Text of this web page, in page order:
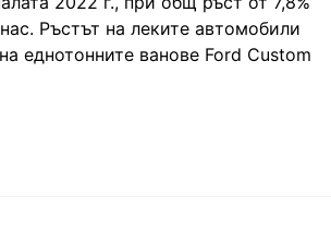
Ръстът на леките автомобили
еднотонните ванове Ford Custom